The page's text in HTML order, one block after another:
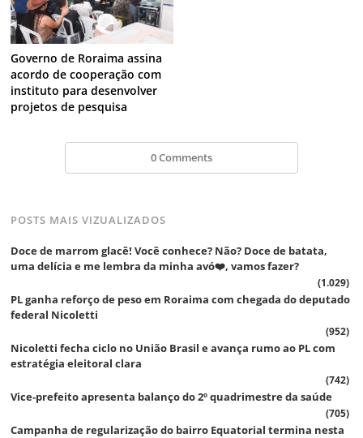
Governo de Roraima assina
acordo de cooperação com
instituto para desenvolver
projetos de pesquisa
0 Comments
POSTS MAIS VIZUALIZADOS
Doce de marrom glacê! Você conhece? Não? Doce de batata,
uma delícia e me lembra da minha avó❤️, vamos fazer?
(1.029)
PL ganha reforço de peso em Roraima com chegada do deputado
federal Nicoletti
(952)
Nicoletti fecha ciclo no União Brasil e avança rumo ao PL com
estratégia eleitoral clara
(742)
Vice‑prefeito apresenta balanço do 2º quadrimestre da saúde
(705)
Campanha de regularização do bairro Equatorial termina nesta